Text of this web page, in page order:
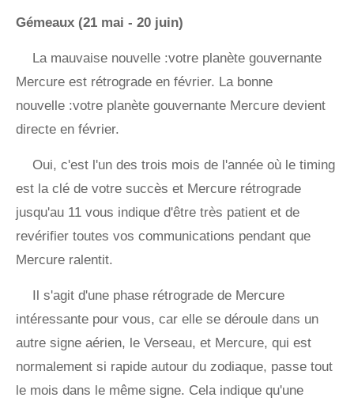
Gémeaux (21 mai - 20 juin)
La mauvaise nouvelle :votre planète gouvernante
Mercure est rétrograde en février. La bonne
nouvelle :votre planète gouvernante Mercure devient
directe en février.
Oui, c'est l'un des trois mois de l'année où le timing
est la clé de votre succès et Mercure rétrograde
jusqu'au 11 vous indique d'être très patient et de
revérifier toutes vos communications pendant que
Mercure ralentit.
Il s'agit d'une phase rétrograde de Mercure
intéressante pour vous, car elle se déroule dans un
autre signe aérien, le Verseau, et Mercure, qui est
normalement si rapide autour du zodiaque, passe tout
le mois dans le même signe. Cela indique qu'une